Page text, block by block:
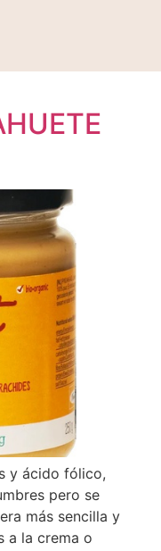
de
y ácido fólico,
pero se
más sencilla y
a la crema o